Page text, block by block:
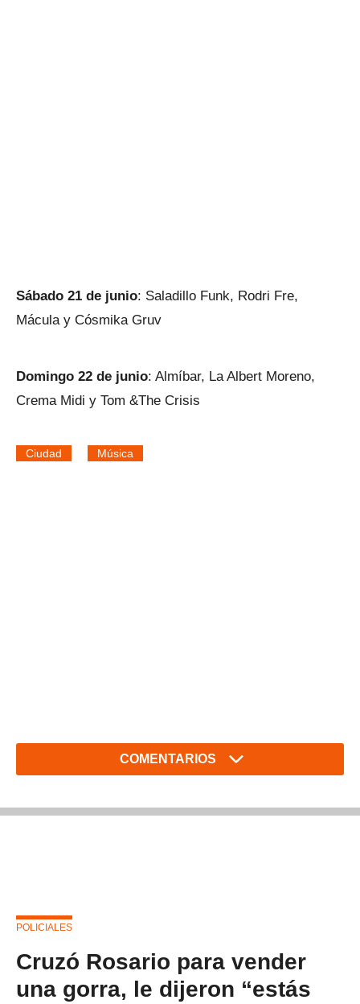
Sábado 21 de junio: Saladillo Funk, Rodri Fre,
Mácula y Cósmika Gruv
Domingo 22 de junio: Almíbar, La Albert Moreno,
Crema Midi y Tom &The Crisis
Ciudad Música
COMENTARIOS